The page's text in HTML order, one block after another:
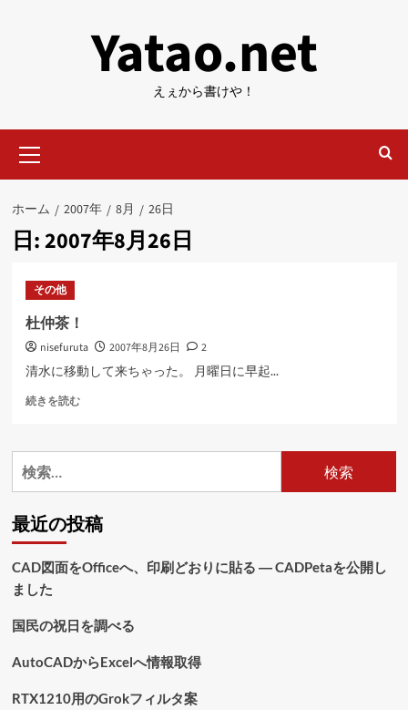
Yatao.net
えぇから書けや！
イ
ン
ニ
ュ
ホーム 2007年 8月 26日
日:2007年8月26日
その他
杜仲茶！
nisefuruta 2007年8月26日
2
清水に移動して来ちゃった。 月曜日に早起...
続きを読む杜
に
さ
ら
読
検
索:
最近の投稿
CAD図面をOfficeへ、印刷どおりに貼る ― CADPetaを公開し
ました
国民の祝日を調べる
AutoCADからExcelへ情報取得
RTX1210用のGrokフィルタ案